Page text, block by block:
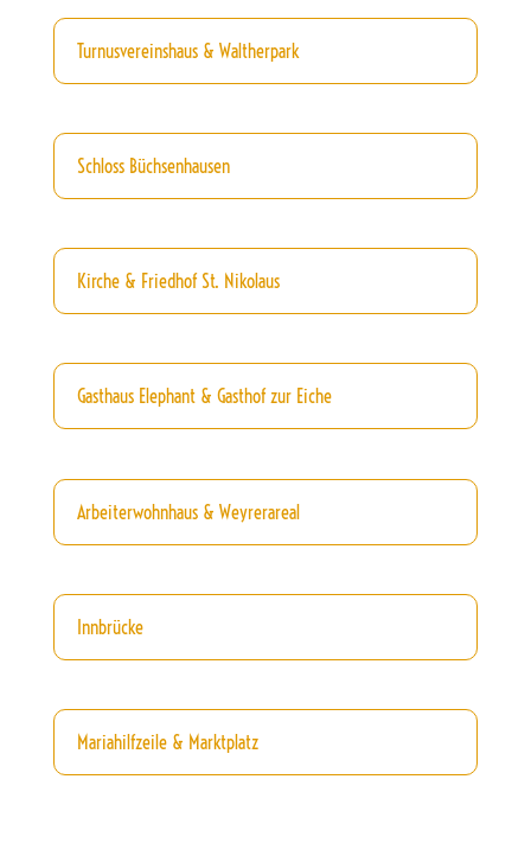
Turnusvereinshaus & Waltherpark
Schloss Büchsenhausen
Kirche & Friedhof St. Nikolaus
Gasthaus Elephant & Gasthof zur Eiche
Arbeiterwohnhaus & Weyrerareal
Innbrücke
Mariahilfzeile & Marktplatz